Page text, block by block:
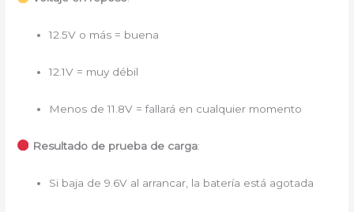
12.5V o más = buena
12.1V = muy débil
Menos de 11.8V = fallará en cualquier momento
Resultado de prueba de carga:
Si baja de 9.6V al arrancar, la batería está agotada